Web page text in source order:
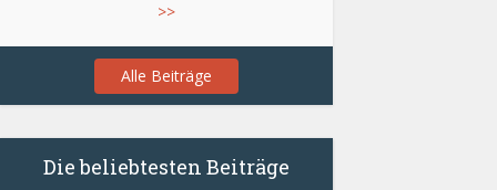
>>
Alle Beiträge
Die beliebtesten Beiträge